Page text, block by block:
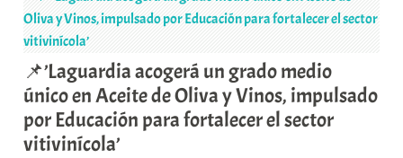
📌’Laguardia acogerá un grado medio
único en Aceite de Oliva y Vinos, impulsado
por Educación para fortalecer el sector
vitivinícola’